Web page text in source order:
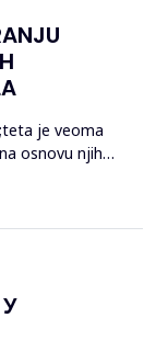
je veoma
osnovu njih